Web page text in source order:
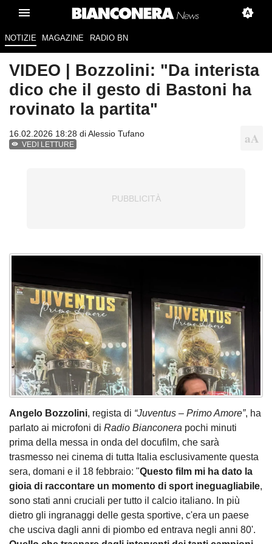
NOTIZIE MAGAZINE RADIO BN
VIDEO | Bozzolini: "Da interista
dico che il gesto di Bastoni ha
rovinato la partita"
16.02.2026 18:28 diAlessio Tufano
VEDI LETTURE
Angelo Bozzolini, regista di “Juventus – Primo Amore”, ha
parlato ai microfoni di Radio Bianconera pochi minuti
prima della messa in onda del docufilm, che sarà
trasmesso nei cinema di tutta Italia esclusivamente questa
sera, domani e il 18 febbraio: "Questo film mi ha dato la
gioia di raccontare un momento di sport ineguagliabile,
sono stati anni cruciali per tutto il calcio italiano. In più
dietro gli ingranaggi delle gesta sportive, c'era un paese
che usciva dagli anni di piombo ed entrava negli anni 80'.